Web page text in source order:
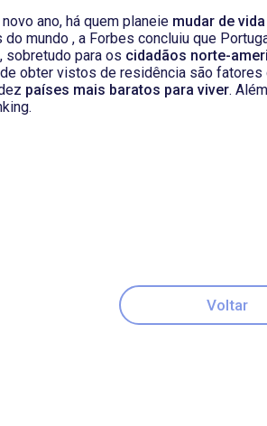
ano, há quem planeie mudar de vida
mundo , a Forbes concluiu que
sobretudo para os cidadãos norte-
obter vistos de residência são
países mais baratos para viver.
Voltar